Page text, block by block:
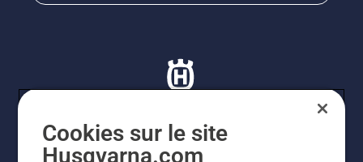
© Husqvarna AB (publ). Tous droits réservés. Les prix
Cookies sur le site
Husqvarna.com